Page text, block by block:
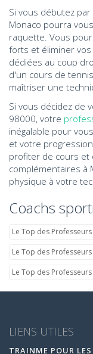
Si vous débutez
Monaco pourra
raquette. Vous
forts et éliminer
dédiées au coup
d'un cours de
maîtriser une
Si vous décidez de
98000, votre
inégalable pour
et votre
profiter de cours et
complémentaires à
physique à votre
Coachs
Le Top des
Le Top des
Le Top des
LIENS UTILES
TRAINME POUR